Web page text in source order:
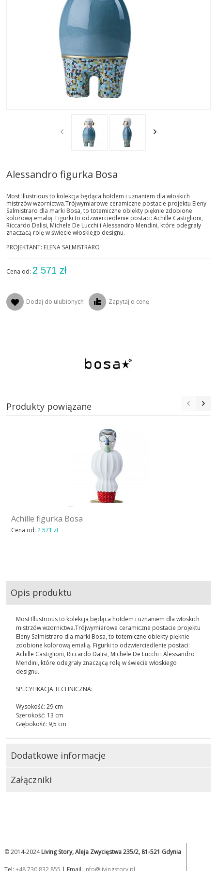
TAPETY | TYNKI
KLAMKI|UCHWYTY FORMANI
AKC. ŁAZIENKOWE
DYWANY
ZEGARY
LUSTRA
POZOSTAŁE
MEBLE
OKŁADZINY ŚCIENNE
MARKI
STREFA-PROJEKTANTA
INSPIRACJE
MY
Alessandro figurka Bosa
Most Illustrious to kolekcja będąca hołdem i uznaniem dla włoskich
mistrzów wzornictwa.Trójwymiarowe ceramiczne postacie projektu Eleny
Salmistraro dla marki Bosa, to totemiczne obiekty pięknie zdobione
kolorową emalią. Figurki to odzwierciedlenie postaci: Achille Castiglioni,
Riccardo Dalisi, Michele De Lucchi i Alessandro Mendini, które odegrały
znaczącą rolę w świecie włoskiego designu.
PROJEKTANT: ELENA SALMISTRARO
Cena od: 2 571 zł
Dodaj do ulubionych Zapytaj o cenę
Produkty powiązane
Achille figurka Bosa
Cena od:2 571 zł
Opis produktu
Most Illustrious to kolekcja będąca hołdem i uznaniem dla włoskich
mistrzów wzornictwa.Trójwymiarowe ceramiczne postacie projektu
Eleny Salmistraro dla marki Bosa, to totemiczne obiekty pięknie
zdobione kolorową emalią. Figurki to odzwierciedlenie postaci:
Achille Castiglioni, Riccardo Dalisi, Michele De Lucchi i Alessandro
Mendini, które odegrały znaczącą rolę w świecie włoskiego
designu.
SPECYFIKACJA TECHNICZNA:
Wysokość: 29 cm
Szerokość: 13 cm
Głębokość: 9,5 cm
Dodatkowe informacje
Załączniki
© 2014-2024Living Story, Aleja Zwycięstwa 235/2, 81-521 Gdynia